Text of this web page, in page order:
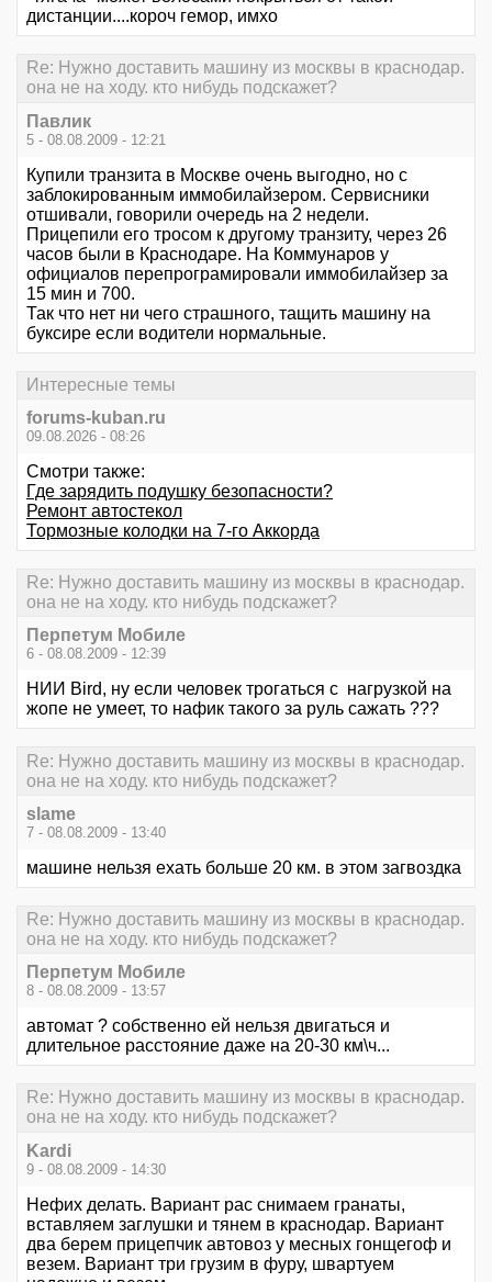
дистанции....короч гемор, имхо
Re: Нужно доставить машину из москвы в краснодар.
она не на ходу. кто нибудь подскажет?
Павлик
5 - 08.08.2009 - 12:21
Купили транзита в Москве очень выгодно, но с
заблокированным иммобилайзером. Сервисники
отшивали, говорили очередь на 2 недели.
Прицепили его тросом к другому транзиту, через 26
часов были в Краснодаре. На Коммунаров у
официалов перепрограмировали иммобилайзер за
15 мин и 700.
Так что нет ни чего страшного, тащить машину на
буксире если водители нормальные.
Интересные темы
forums-kuban.ru
09.08.2026 - 08:26
Смотри также:
Где зарядить подушку безопасности?
Ремонт автостекол
Тормозные колодки на 7-го Аккорда
Re: Нужно доставить машину из москвы в краснодар.
она не на ходу. кто нибудь подскажет?
Перпетум Мобиле
6 - 08.08.2009 - 12:39
НИИ Bird, ну если человек трогаться с нагрузкой на
жопе не умеет, то нафик такого за руль сажать ???
Re: Нужно доставить машину из москвы в краснодар.
она не на ходу. кто нибудь подскажет?
slame
7 - 08.08.2009 - 13:40
машине нельзя ехать больше 20 км. в этом загвоздка
Re: Нужно доставить машину из москвы в краснодар.
она не на ходу. кто нибудь подскажет?
Перпетум Мобиле
8 - 08.08.2009 - 13:57
автомат ? собственно ей нельзя двигаться и
длительное расстояние даже на 20-30 км\ч...
Re: Нужно доставить машину из москвы в краснодар.
она не на ходу. кто нибудь подскажет?
Kardi
9 - 08.08.2009 - 14:30
Нефих делать. Вариант рас снимаем гранаты,
вставляем заглушки и тянем в краснодар. Вариант
два берем прицепчик автовоз у месных гонщегоф и
везем. Вариант три грузим в фуру, швартуем